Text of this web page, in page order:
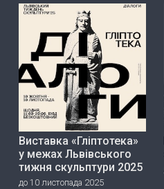
Виставка «Гліптотека»
у межах Львівського
тижня скульптури 2025
до 10 листопада 2025